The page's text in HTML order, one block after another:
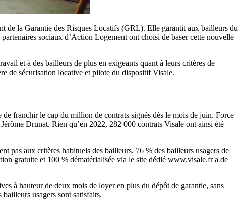
de la Garantie des Risques Locatifs (GRL). Elle garantit aux bailleurs du
sociaux d’Action Logement ont choisi de baser cette nouvelle
et à des bailleurs de plus en exigeants quant à leurs critères de
de sécurisation locative et pilote du dispositif Visale.
franchir le cap du million de contrats signés dès le mois de juin. Force
Drunat. Rien qu’en 2022, 282 000 contrats Visale ont ainsi été
pas aux critères habituels des bailleurs. 76 % des bailleurs usagers de
gratuite et 100 % dématérialisée via le site dédié www.visale.fr a de
à hauteur de deux mois de loyer en plus du dépôt de garantie, sans
usagers sont satisfaits.